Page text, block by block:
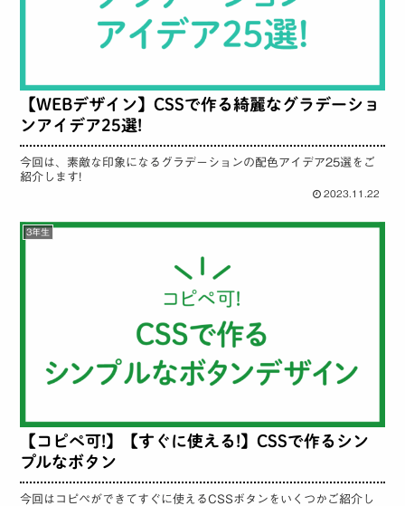
【WEBデザイン】CSSで作る綺麗なグラデーショ
ンアイデア25選!
今回は、素敵な印象になるグラデーションの配色アイデア25選をご
紹介します!
2023.11.22
3年生
【コピペ可!】【すぐに使える!】CSSで作るシン
プルなボタン
今回はコピペができてすぐに使えるCSSボタンをいくつかご紹介し